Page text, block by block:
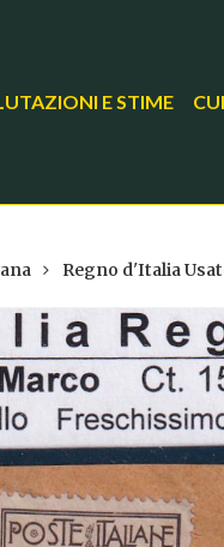
E STIME
Regno d'Italia